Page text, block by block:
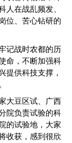
人在战乱频发、
位、苦心钻研的
记战时农都的历
命，不断加强科
提供科技支撑，
大豆区试、广西
院负责试验的科
的试验地，大家
收获，感到很欣